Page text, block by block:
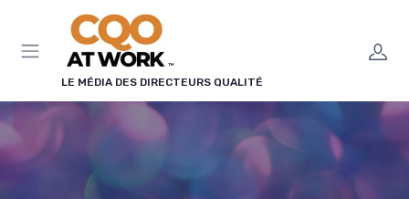
LE MÉDIA DES DIRECTEURS QUALITÉ
Panneau de gestion des cookies